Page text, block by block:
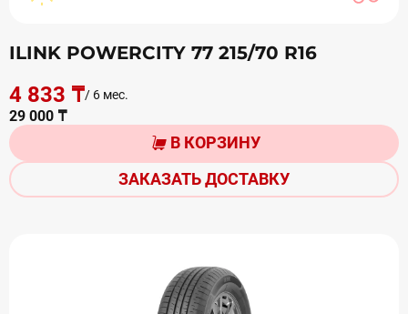
ILINK POWERCITY 77 215/70 R16
4 833 ₸/ 6 мес.
29 000 ₸
В КОРЗИНУ
ЗАКАЗАТЬ ДОСТАВКУ